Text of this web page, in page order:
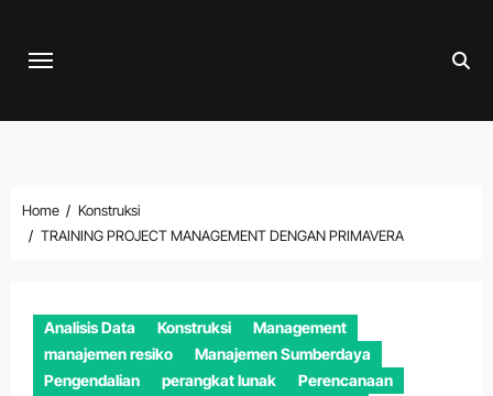
Home
Konstruksi
TRAINING PROJECT MANAGEMENT DENGAN PRIMAVERA
Analisis Data Konstruksi
Management
manajemen resiko
Manajemen Sumberdaya
Pengendalian
perangkat lunak
Perencanaan